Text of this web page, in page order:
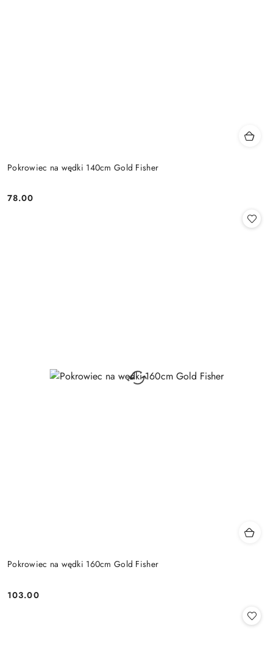
Pokrowiec na wędki 140cm Gold Fisher
Cena:
78.00
Pokrowiec na wędki 160cm Gold Fisher
Cena:
103.00